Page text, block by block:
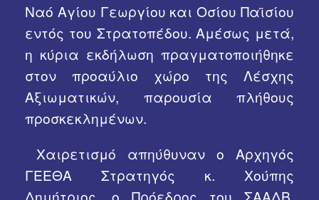
Ναό Αγίου Γεωργίου και Οσίου Παϊσίου
εντός του Στρατοπέδου. Αμέσως μετά,
η κύρια εκδήλωση πραγματοποιήθηκε
στον προαύλιο χώρο της Λέσχης
Αξιωματικών, παρουσία πλήθους
προσκεκλημένων.
Χαιρετισμό απηύθυναν ο Αρχηγός
ΓΕΕΘΑ Στρατηγός κ. Χούπης
Δημήτριος, ο Πρόεδρος του ΣΑΑΔΒ